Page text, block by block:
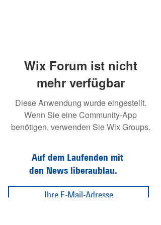
Wix Forum ist nicht
mehr verfügbar
Diese Anwendung wurde eingestellt.
Wenn Sie eine Community-App
benötigen, verwenden Sie Wix Groups.
Auf dem Laufenden mit
den News liberaublau.